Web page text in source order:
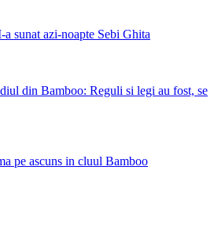
sunat azi-noapte Sebi Ghita
din Bamboo: Reguli si legi au fost, se
pe ascuns in cluul Bamboo